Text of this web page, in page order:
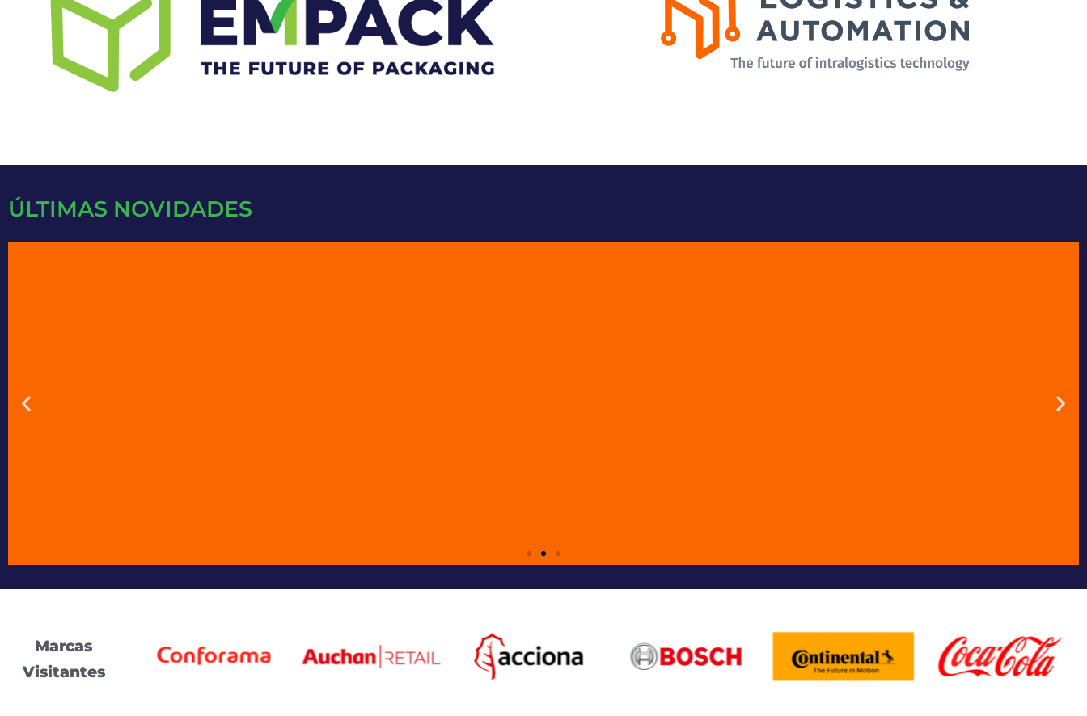
negócio e a inovação na indústria da embalagem.
SAIBA MAIS
transporte e automação, reunindo fornecedores de soluções e
decisores de diferentes sectores industriais.
SAIBA MAIS
ÚLTIMAS NOVIDADES
Easyfairs celebra o Global Exhibitions Day, reforçando a aposta nas feiras como o
maior gerador de oportunidades para a indústria
Marcas
Visitantes